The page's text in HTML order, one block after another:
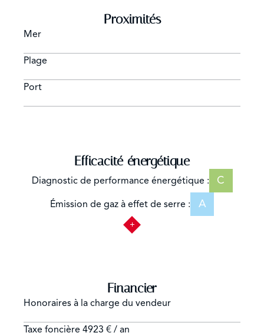
Proximités
Mer
Plage
Port
Efficacité énergétique
Diagnostic de performance énergétique : C
Émission de gaz à effet de serre : A
Financier
Honoraires à la charge du vendeur
Taxe foncière 4923 € / an